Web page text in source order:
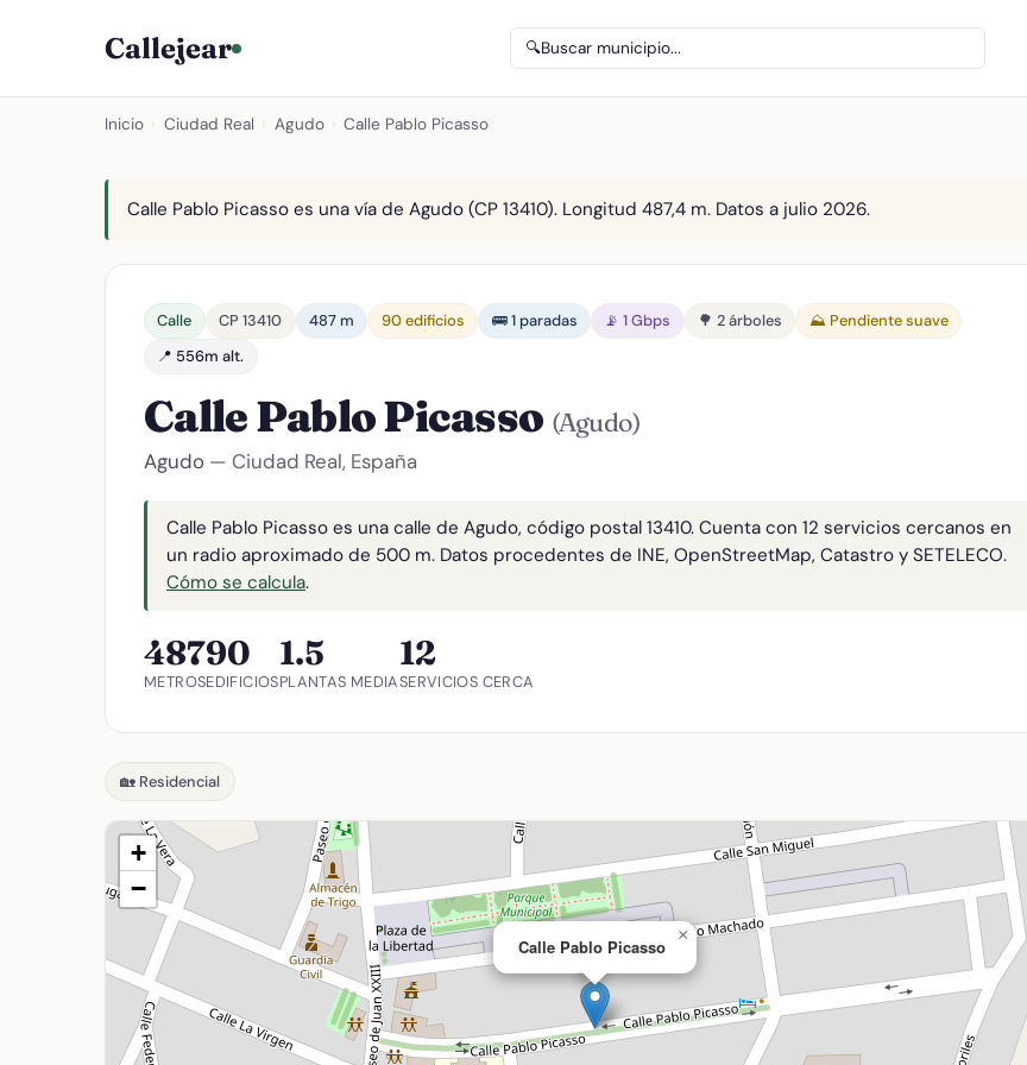
Callejear 🔍Buscar municipio...
Inicio Ciudad Real Agudo Calle Pablo Picasso
Calle Pablo Picasso es una vía de Agudo (CP 13410). Longitud 487,4 m. Datos a julio 2026.
Calle CP 13410 487 m 90 edificios 🚌 1 paradas 📡 1 Gbps 🌳 2 árboles
⛰️ Pendiente suave
📍 556m alt.
Calle Pablo Picasso (Agudo)
Agudo — Ciudad Real, España
Calle Pablo Picasso es una calle de Agudo, código postal 13410. Cuenta con 12 servicios cercanos en
un radio aproximado de 500 m. Datos procedentes de INE, OpenStreetMap, Catastro y SETELECO.
Cómo se calcula.
487
METROS
90
EDIFICIOS
1.5
PLANTAS MEDIA
12
SERVICIOS CERCA
🏡 Residencial
Calle Pablo Picasso
×
+
−